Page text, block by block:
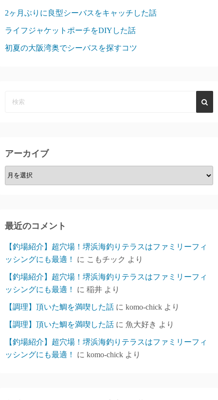
2ヶ月ぶりに良型シーバスをキャッチした話
ライフジャケットポーチをDIYした話
初夏の大阪湾奥でシーバスを探すコツ
アーカイブ
ア
ー
ブ
最近のコメント
【釣場紹介】超穴場！堺浜海釣りテラスはファミリーフィ
ッシングにも最適！
に こもチック より
【釣場紹介】超穴場！堺浜海釣りテラスはファミリーフィ
ッシングにも最適！
に 稲井 より
【調理】頂いた鯛を満喫した話 に komo-chick より
【調理】頂いた鯛を満喫した話 に 魚大好き より
【釣場紹介】超穴場！堺浜海釣りテラスはファミリーフィ
ッシングにも最適！
に komo-chick より